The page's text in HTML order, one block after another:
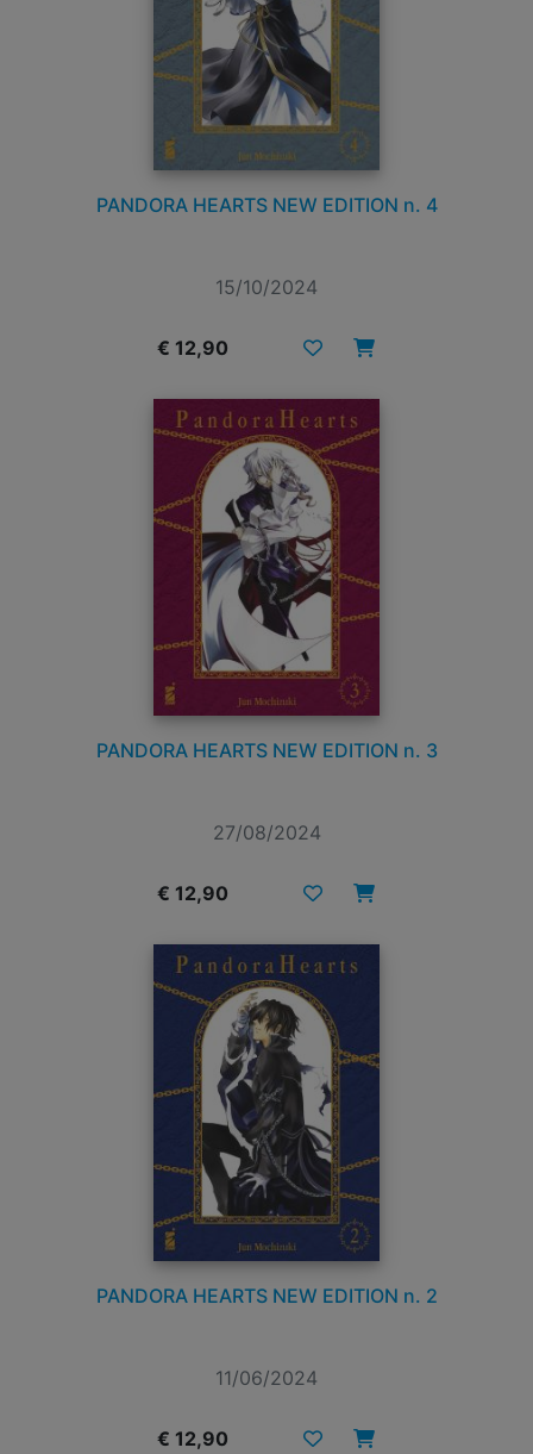
PANDORA HEARTS NEW EDITION n. 4
15/10/2024
€ 12,90
PANDORA HEARTS NEW EDITION n. 3
27/08/2024
€ 12,90
PANDORA HEARTS NEW EDITION n. 2
11/06/2024
€ 12,90